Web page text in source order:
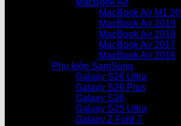
MacBook Air
MacBook Air M1
MacBook Air 2019
MacBook Air 2018
MacBook Air 2017
MacBook Air 2016
Phụ kiện SamSung
Galaxy S26 Ultra
Galaxy S26 Plus
Galaxy S26
Galaxy S25 Ultra
Galaxy Z Fold 7